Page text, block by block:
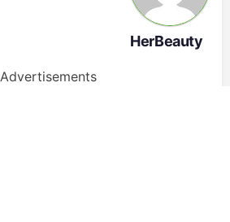
HerBeauty
Advertisements